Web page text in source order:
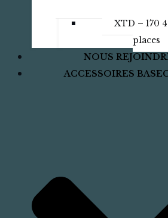
XTD – 170
places
NOUS
ACCESSOIRES